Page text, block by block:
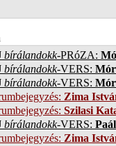
bírálandokk-PRóZA:
bírálandokk-VERS:
bírálandokk-VERS:
Zima
Szilasi
bírálandokk-VERS:
Zima